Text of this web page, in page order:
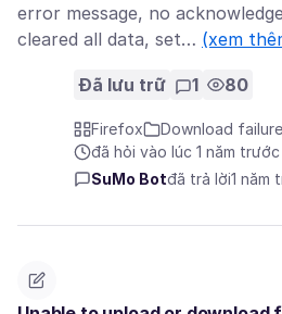
error message, no
cleared all data, set… (xem
Đã lưu trữ 1 80
Firefox
Download failure
đã hỏi vào lúc 1 năm trước
SuMo Botđã trả lời1 năm